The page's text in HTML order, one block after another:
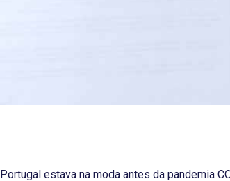
Portugal estava na moda antes da pandemia